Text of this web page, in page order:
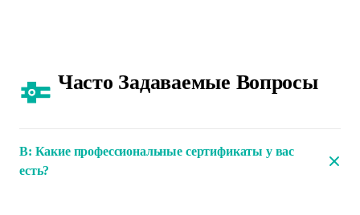
Часто Задаваемые Вопросы
В: Какие профессиональные сертификаты у вас
есть?